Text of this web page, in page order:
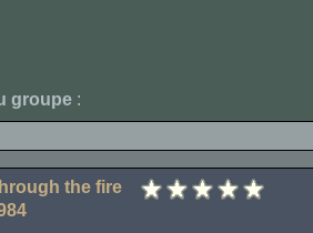
groupe :
the fire